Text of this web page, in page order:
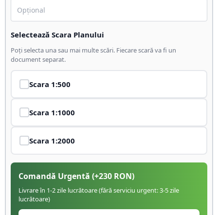
Selectează Scara Planului
Poți selecta una sau mai multe scări. Fiecare scară va fi un
document separat.
Scara 1:500
Scara 1:1000
Scara 1:2000
Comandă Urgentă (+230 RON)
Livrare în 1-2 zile lucrătoare (fără serviciu urgent: 3-5 zile
lucrătoare)